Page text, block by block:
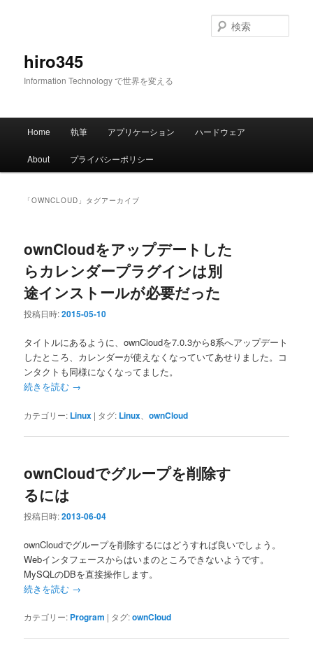
hiro345
Information Technology で世界を変える
索
メ
Home 執筆 アプリケーション ハードウェア
About プライバシーポリシー
「OWNCLOUD 」タグアーカイブ
ownCloudをアップデートした
らカレンダープラグインは別
途インストールが必要だった
投稿日時:2015-05-10
タイトルにあるように、ownCloudを7.0.3から8系へアップデート
したところ、カレンダーが使えなくなっていてあせりました。コ
ンタクトも同様になくなってました。
続きを読む →
カテゴリー: Linux | タグ: Linux 、ownCloud
ownCloudでグループを削除す
るには
投稿日時:2013-06-04
ownCloudでグループを削除するにはどうすれば良いでしょう。
Webインタフェースからはいまのところできないようです。
MySQLのDBを直接操作します。
続きを読む →
カテゴリー: Program | タグ:ownCloud